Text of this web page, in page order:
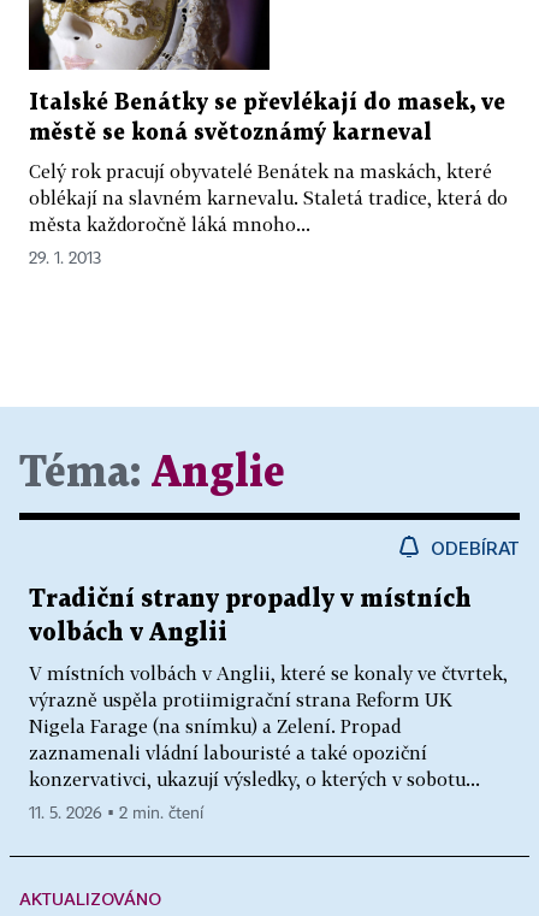
Italské Benátky se převlékají do masek, ve
městě se koná světoznámý karneval
Celý rok pracují obyvatelé Benátek na maskách, které
oblékají na slavném karnevalu. Staletá tradice, která do
města každoročně láká mnoho...
29. 1. 2013
Téma: Anglie
ODEBÍRAT
Tradiční strany propadly v místních
volbách v Anglii
V místních volbách v Anglii, které se konaly ve čtvrtek,
výrazně uspěla protiimigrační strana Reform UK
Nigela Farage (na snímku) a Zelení. Propad
zaznamenali vládní labouristé a také opoziční
konzervativci, ukazují výsledky, o kterých v sobotu...
11. 5. 2026 ▪ 2 min. čtení
AKTUALIZOVÁNO